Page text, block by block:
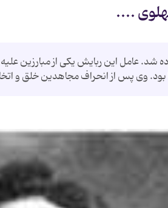
....
اشرف پهلوی در سال ۱۳۵۰ ربوده شد. عامل این ربایش یکی
وی پس از انحراف مجاهدین خلق و اتخاذ